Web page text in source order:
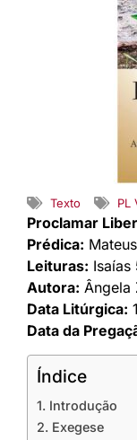
Texto PL
Proclamar
Prédica:
Leituras: Isaías
Autora: Ângela
Data Litúrgica:
Data da
Índice
1. Introdução
2. Exegese